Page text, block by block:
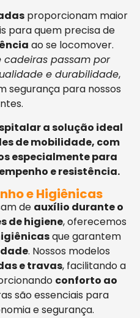
proporcionam maior
para quem precisa de
ao se locomover.
cadeiras passam por
e durabilidade,
segurança para nossos
a solução ideal
de mobilidade, com
especialmente para
e resistência.
e Higiênicas
de auxílio durante o
de higiene, oferecemos
que garantem
. Nossos modelos
e travas, facilitando a
conforto ao
são essenciais para
e segurança.